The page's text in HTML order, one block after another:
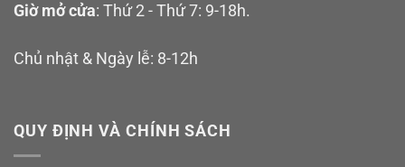
Giờ mở cửa: Thứ 2 - Thứ 7: 9-18h.
Chủ nhật & Ngày lễ: 8-12h
QUY ĐỊNH VÀ CHÍNH SÁCH